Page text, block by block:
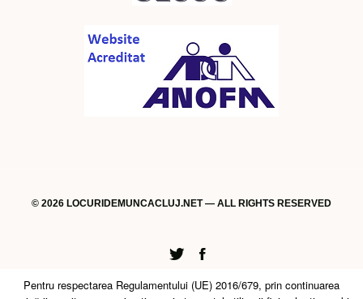
© 2026 LOCURIDEMUNCACLUJ.NET — ALL RIGHTS RESERVED
Twitter
Facebook
Pentru respectarea Regulamentului (UE) 2016/679, prin continuarea